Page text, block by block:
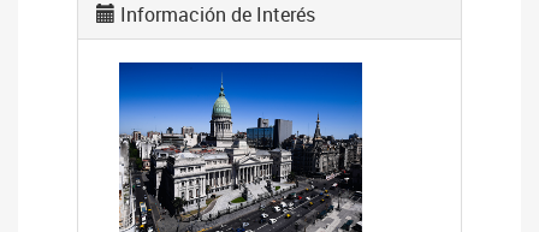
Información de Interés